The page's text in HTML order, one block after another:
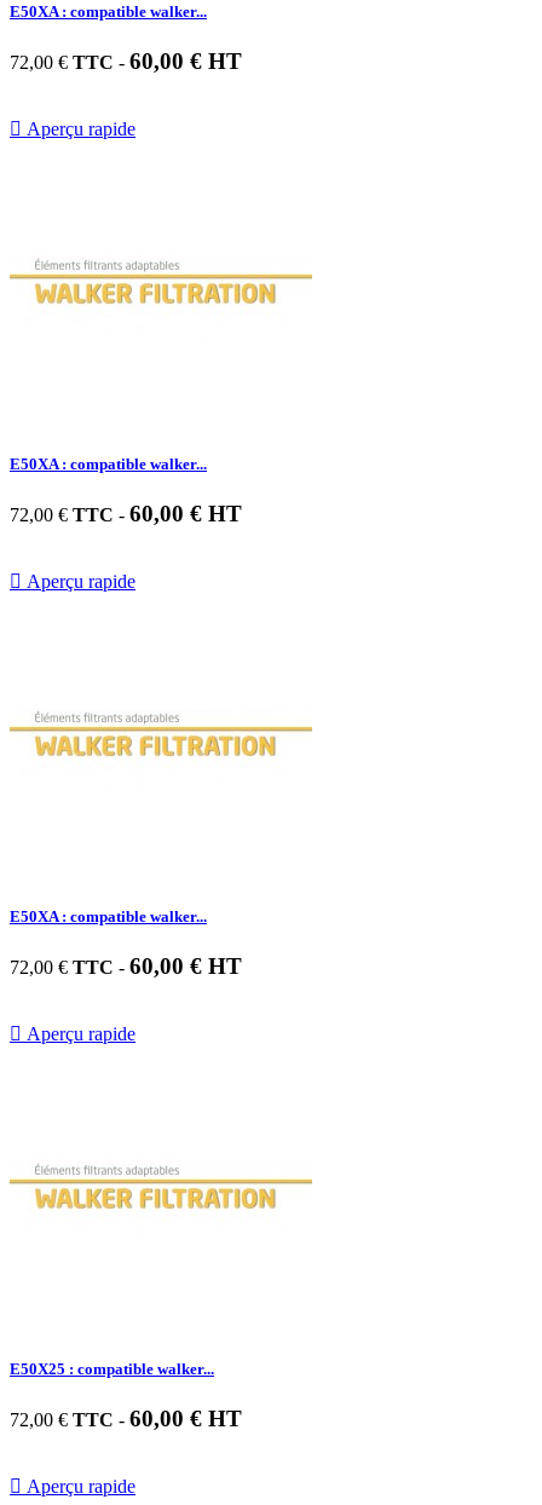
E50XA : compatible walker...
72,00 € TTC - 60,00 € HT
 Aperçu rapide
E50XA : compatible walker...
72,00 € TTC - 60,00 € HT
 Aperçu rapide
E50XA : compatible walker...
72,00 € TTC - 60,00 € HT
 Aperçu rapide
E50X25 : compatible walker...
72,00 € TTC - 60,00 € HT
 Aperçu rapide